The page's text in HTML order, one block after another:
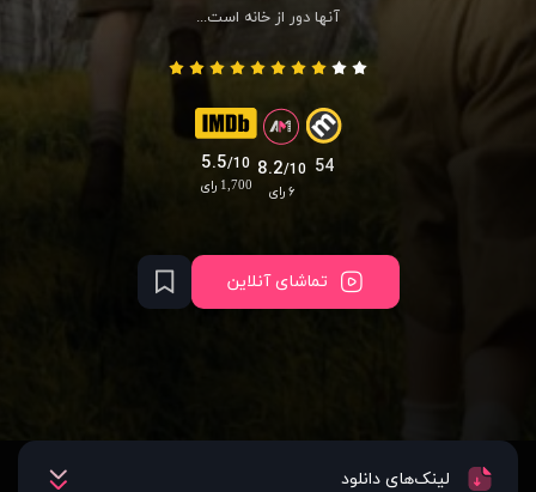
آنها دور از خانه است...
5.5/10
1,700 رای
8.2/10
۶ رای
54
تماشای آنلاین
لینک‌های دانلود